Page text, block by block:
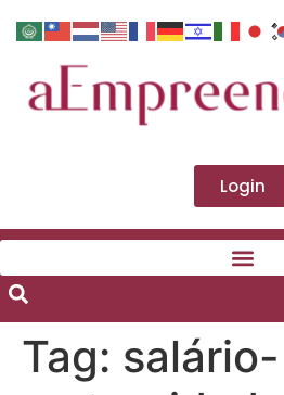
Login
Tag: salário-